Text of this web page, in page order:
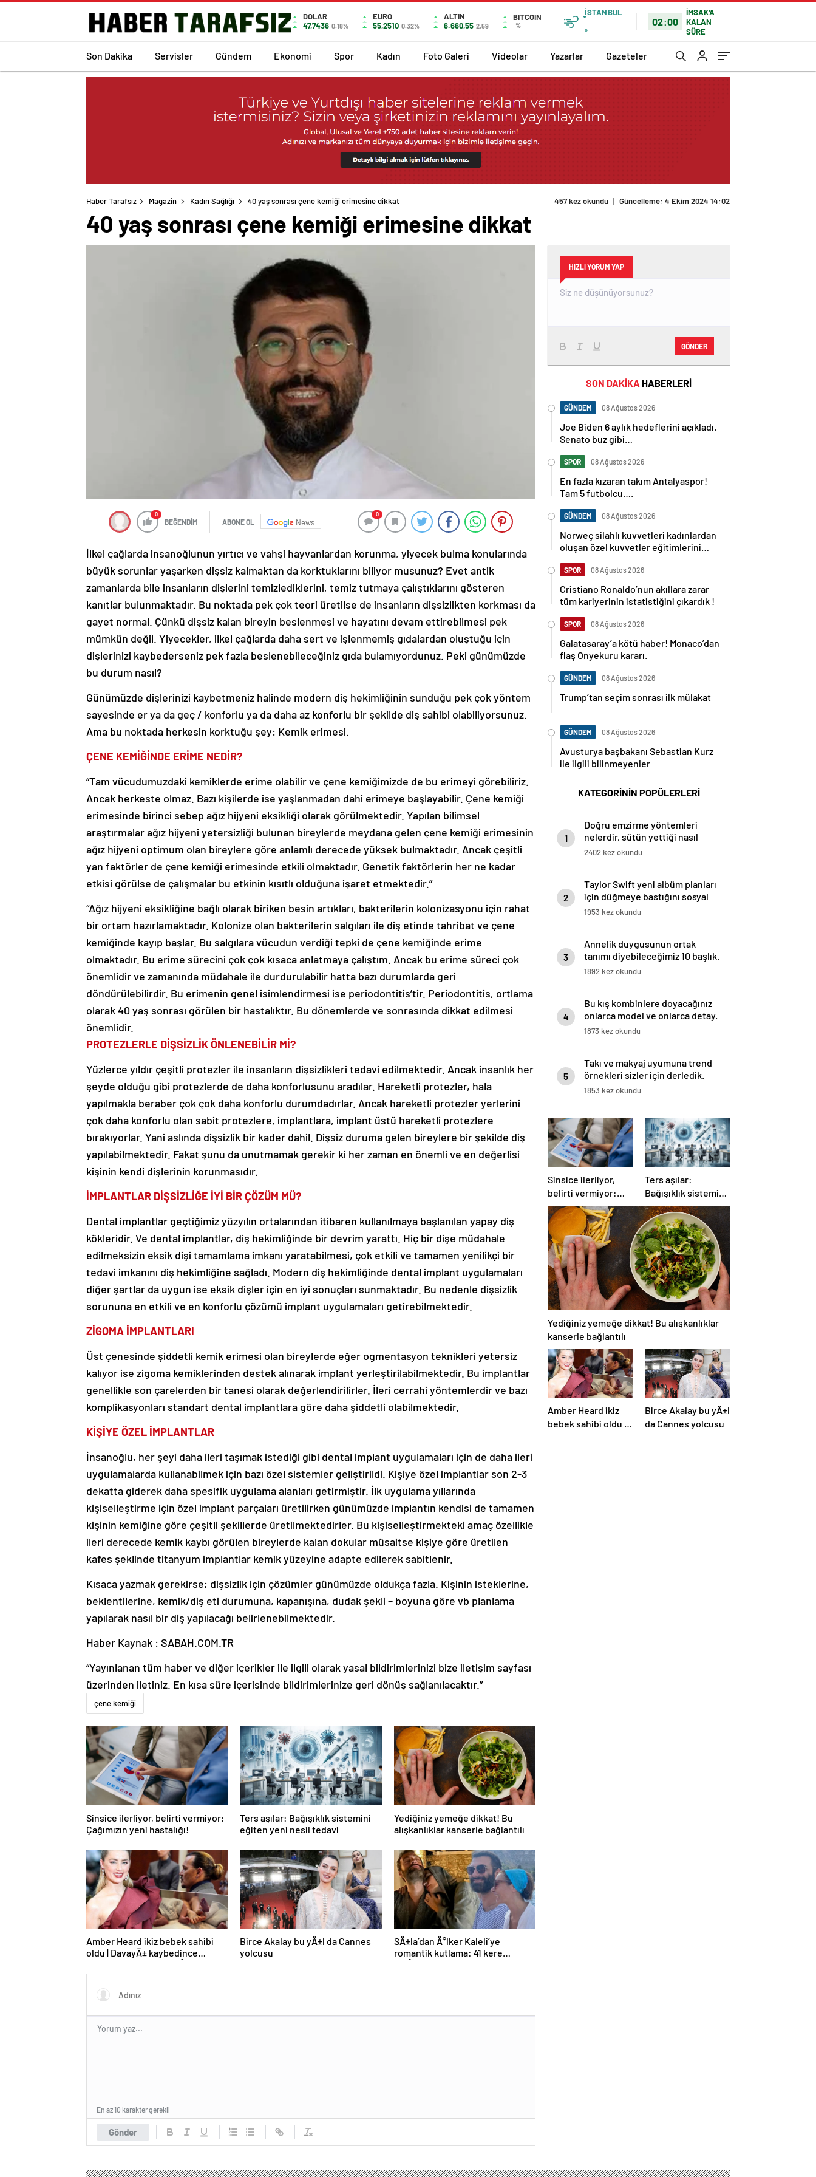
DOLAR
47,7436 0.18%
EURO
55,2510 0.32%
ALTIN
6.660,55 2,59
BITCOIN
%
İSTANBUL
°
02:00
İMSAK'A
KALAN
SÜRE
Son Dakika Servisler Gündem Ekonomi Spor Kadın Foto Galeri Videolar Yazarlar Gazeteler
Haber Tarafsız Magazin Kadın Sağlığı 40 yaş sonrası çene kemiği erimesine dikkat 457 kez okundu | Güncelleme: 4 Ekim 2024 14:02
40 yaş sonrası çene kemiği erimesine dikkat
0
BEĞENDİM ABONE OL News
0
İlkel çağlarda insanoğlunun yırtıcı ve vahşi hayvanlardan korunma, yiyecek bulma konularında
büyük sorunlar yaşarken dişsiz kalmaktan da korktuklarını biliyor musunuz? Evet antik
zamanlarda bile insanların dişlerini temizlediklerini, temiz tutmaya çalıştıklarını gösteren
kanıtlar bulunmaktadır. Bu noktada pek çok teori üretilse de insanların dişsizlikten korkması da
gayet normal. Çünkü dişsiz kalan bireyin beslenmesi ve hayatını devam ettirebilmesi pek
mümkün değil. Yiyecekler, ilkel çağlarda daha sert ve işlenmemiş gıdalardan oluştuğu için
dişlerinizi kaybederseniz pek fazla beslenebileceğiniz gıda bulamıyordunuz. Peki günümüzde
bu durum nasıl?
Günümüzde dişlerinizi kaybetmeniz halinde modern diş hekimliğinin sunduğu pek çok yöntem
sayesinde er ya da geç / konforlu ya da daha az konforlu bir şekilde diş sahibi olabiliyorsunuz.
Ama bu noktada herkesin korktuğu şey: Kemik erimesi.
ÇENE KEMİĞİNDE ERİME NEDİR?
“Tam vücudumuzdaki kemiklerde erime olabilir ve çene kemiğimizde de bu erimeyi görebiliriz.
Ancak herkeste olmaz. Bazı kişilerde ise yaşlanmadan dahi erimeye başlayabilir. Çene kemiği
erimesinde birinci sebep ağız hijyeni eksikliği olarak görülmektedir. Yapılan bilimsel
araştırmalar ağız hijyeni yetersizliği bulunan bireylerde meydana gelen çene kemiği erimesinin
ağız hijyeni optimum olan bireylere göre anlamlı derecede yüksek bulmaktadır. Ancak çeşitli
yan faktörler de çene kemiği erimesinde etkili olmaktadır. Genetik faktörlerin her ne kadar
etkisi görülse de çalışmalar bu etkinin kısıtlı olduğuna işaret etmektedir.”
“Ağız hijyeni eksikliğine bağlı olarak biriken besin artıkları, bakterilerin kolonizasyonu için rahat
bir ortam hazırlamaktadır. Kolonize olan bakterilerin salgıları ile diş etinde tahribat ve çene
kemiğinde kayıp başlar. Bu salgılara vücudun verdiği tepki de çene kemiğinde erime
olmaktadır. Bu erime sürecini çok çok kısaca anlatmaya çalıştım. Ancak bu erime süreci çok
önemlidir ve zamanında müdahale ile durdurulabilir hatta bazı durumlarda geri
döndürülebilirdir. Bu erimenin genel isimlendirmesi ise periodontitis’tir. Periodontitis, ortlama
olarak 40 yaş sonrası görülen bir hastalıktır. Bu dönemlerde ve sonrasında dikkat edilmesi
önemlidir.
PROTEZLERLE DİŞSİZLİK ÖNLENEBİLİR Mİ?
Yüzlerce yıldır çeşitli protezler ile insanların dişsizlikleri tedavi edilmektedir. Ancak insanlık her
şeyde olduğu gibi protezlerde de daha konforlusunu aradılar. Hareketli protezler, hala
yapılmakla beraber çok çok daha konforlu durumdadırlar. Ancak hareketli protezler yerlerini
çok daha konforlu olan sabit protezlere, implantlara, implant üstü hareketli protezlere
bırakıyorlar. Yani aslında dişsizlik bir kader dahil. Dişsiz duruma gelen bireylere bir şekilde diş
yapılabilmektedir. Fakat şunu da unutmamak gerekir ki her zaman en önemli ve en değerlisi
kişinin kendi dişlerinin korunmasıdır.
İMPLANTLAR DİŞSİZLİĞE İYİ BİR ÇÖZÜM MÜ?
Dental implantlar geçtiğimiz yüzyılın ortalarından itibaren kullanılmaya başlanılan yapay diş
kökleridir. Ve dental implantlar, diş hekimliğinde bir devrim yarattı. Hiç bir dişe müdahale
edilmeksizin eksik dişi tamamlama imkanı yaratabilmesi, çok etkili ve tamamen yenilikçi bir
tedavi imkanını diş hekimliğine sağladı. Modern diş hekimliğinde dental implant uygulamaları
diğer şartlar da uygun ise eksik dişler için en iyi sonuçları sunmaktadır. Bu nedenle dişsizlik
sorununa en etkili ve en konforlu çözümü implant uygulamaları getirebilmektedir.
ZİGOMA İMPLANTLARI
Üst çenesinde şiddetli kemik erimesi olan bireylerde eğer ogmentasyon teknikleri yetersiz
kalıyor ise zigoma kemiklerinden destek alınarak implant yerleştirilabilmektedir. Bu implantlar
genellikle son çarelerden bir tanesi olarak değerlendirilirler. İleri cerrahi yöntemlerdir ve bazı
komplikasyonları standart dental implantlara göre daha şiddetli olabilmektedir.
KİŞİYE ÖZEL İMPLANTLAR
İnsanoğlu, her şeyi daha ileri taşımak istediği gibi dental implant uygulamaları için de daha ileri
uygulamalarda kullanabilmek için bazı özel sistemler geliştirildi. Kişiye özel implantlar son 2-3
dekatta giderek daha spesifik uygulama alanları getirmiştir. İlk uygulama yıllarında
kişiselleştirme için özel implant parçaları üretilirken günümüzde implantın kendisi de tamamen
kişinin kemiğine göre çeşitli şekillerde üretilmektedirler. Bu kişiselleştirmekteki amaç özellikle
ileri derecede kemik kaybı görülen bireylerde kalan dokular müsaitse kişiye göre üretilen
kafes şeklinde titanyum implantlar kemik yüzeyine adapte edilerek sabitlenir.
Kısaca yazmak gerekirse; dişsizlik için çözümler günümüzde oldukça fazla. Kişinin isteklerine,
beklentilerine, kemik/diş eti durumuna, kapanışına, dudak şekli – boyuna göre vb planlama
yapılarak nasıl bir diş yapılacağı belirlenebilmektedir.
Haber Kaynak : SABAH.COM.TR
“Yayınlanan tüm haber ve diğer içerikler ile ilgili olarak yasal bildirimlerinizi bize iletişim sayfası
üzerinden iletiniz. En kısa süre içerisinde bildirimlerinize geri dönüş sağlanılacaktır.”
çene kemiği
Sinsice ilerliyor, belirti vermiyor:
Çağımızın yeni hastalığı!
Ters aşılar: Bağışıklık sistemini
eğiten yeni nesil tedavi
Yediğiniz yemeğe dikkat! Bu
alışkanlıklar kanserle bağlantılı
Amber Heard ikiz bebek sahibi
oldu | DavayÄ± kaybedince
Birce Akalay bu yÄ±l da Cannes
yolcusu
SÄ±la’dan Ä°lker Kaleli’ye
romantik kutlama: 41 kere
Gönder
En az 10 karakter gerekli
HIZLI YORUM YAP
GÖNDER
SON DAKİKA HABERLERİ
GÜNDEM 08 Ağustos 2026
Joe Biden 6 aylık hedeflerini açıkladı.
Senato buz gibi…
SPOR 08 Ağustos 2026
En fazla kızaran takım Antalyaspor!
Tam 5 futbolcu….
GÜNDEM 08 Ağustos 2026
Norweç silahlı kuvvetleri kadınlardan
oluşan özel kuvvetler eğitimlerini
SPOR 08 Ağustos 2026
Cristiano Ronaldo’nun akıllara zarar
tüm kariyerinin istatistiğini çıkardık !
SPOR 08 Ağustos 2026
Galatasaray’a kötü haber! Monaco’dan
flaş Onyekuru kararı.
GÜNDEM 08 Ağustos 2026
Trump’tan seçim sonrası ilk mülakat
GÜNDEM 08 Ağustos 2026
Avusturya başbakanı Sebastian Kurz
ile ilgili bilinmeyenler
KATEGORİNİN POPÜLERLERİ
1
Doğru emzirme yöntemleri
nelerdir, sütün yettiği nasıl
anlaşılır?
2402 kez okundu
2
Taylor Swift yeni albüm planları
için düğmeye bastığını sosyal
medyadan duyurdu!
1953 kez okundu
3
Annelik duygusunun ortak
tanımı diyebileceğimiz 10 başlık.
1892 kez okundu
4
Bu kış kombinlere doyacağınız
onlarca model ve onlarca detay.
1873 kez okundu
5
Takı ve makyaj uyumuna trend
örnekleri sizler için derledik.
1853 kez okundu
Sinsice ilerliyor,
belirti vermiyor:
Çağımızın yeni
hastalığı!
Ters aşılar:
Bağışıklık sistemini
eğiten yeni nesil
tedavi
Yediğiniz yemeğe dikkat! Bu alışkanlıklar
kanserle bağlantılı
Amber Heard ikiz
bebek sahibi oldu |
Birce Akalay bu yÄ±l
da Cannes yolcusu